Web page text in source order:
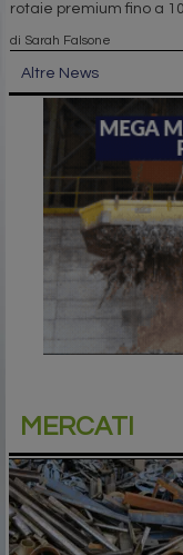
rotaie premium fino a
di Sarah Falsone
Altre News
MERCATI